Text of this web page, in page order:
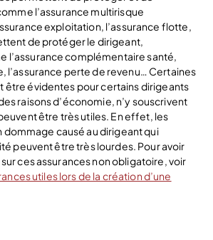
l’assurance multirisque
exploitation, l’assurance flotte,
de protéger le dirigeant,
l’assurance complémentaire santé,
l’assurance perte de revenu… Certaines
être évidentes pour certains dirigeants
raisons d’économie, n’y souscrivent
être très utiles. En effet, les
dommage causé au dirigeant qui
peuvent être très lourdes. Pour avoir
ces assurances non obligatoire, voir
utiles lors de la création d’une